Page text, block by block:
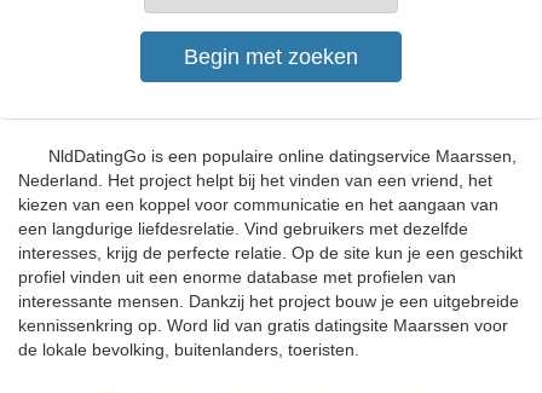
NldDatingGo is een populaire online datingservice Maarssen,
Nederland. Het project helpt bij het vinden van een vriend, het
kiezen van een koppel voor communicatie en het aangaan van
een langdurige liefdesrelatie. Vind gebruikers met dezelfde
interesses, krijg de perfecte relatie. Op de site kun je een geschikt
profiel vinden uit een enorme database met profielen van
interessante mensen. Dankzij het project bouw je een uitgebreide
kennissenkring op. Word lid van gratis datingsite Maarssen voor
de lokale bevolking, buitenlanders, toeristen.